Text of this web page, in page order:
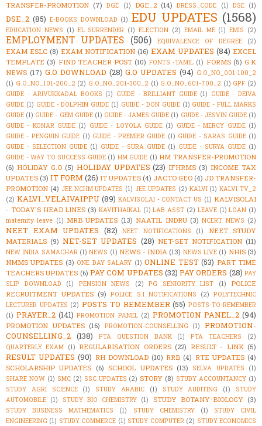
TRANSFER-PROMOTION (7) DGE (1) DGE_2 (14) DRESS_CODE (1) DSE (1)
DSE_2 (85) E-BOOKS DOWNLOAD (1) EDU UPDATES (1568)
EDUCATION NEWS (1) EL SURRENDER (1) ELECTION (2) EMAIL ME (1) EMIS (2)
EMPLOYMENT UPDATES (506) EQUIVALENCE OF DEGREE (2)
EXAM ESLC (8) EXAM NOTIFICATION (16) EXAM UPDATES (84) EXCEL
TEMPLATE (3) FIND TEACHER POST (10) FONTS -TAMIL (1) FORMS (5) G.K
NEWS (17) G.O DOWNLOAD (28) G.O UPDATES (94) G.O_NO_001-100_2
(1) G.O_NO_101-200_2 (2) G.O_NO_201-300_2 (1) G.O_NO_601-700_2 (1) GPF (2)
GUIDE - ARIVUKKADAL BOOKS (1) GUIDE - BRILLIANT GUIDE (1) GUIDE - DEIVA
GUIDE (1) GUIDE - DOLPHIN GUIDE (1) GUIDE - DON GUIDE (1) GUIDE - FULL MARKS
GUIDE (1) GUIDE - GEM GUIDE (1) GUIDE - JAMES GUIDE (1) GUIDE - JESVIN GUIDE (1)
GUIDE - KONAR GUIDE (1) GUIDE - LOYOLA GUIDE (1) GUIDE - MERCY GUIDE (1)
GUIDE - PENGUIN GUIDE (1) GUIDE - PREMIER GUIDE (1) GUIDE - SARAS GUIDE (1)
GUIDE - SELECTION GUIDE (1) GUIDE - SURA GUIDE (1) GUIDE - SURYA GUIDE (1)
GUIDE - WAY TO SUCCESS GUIDE (1) HM GUIDE (1) HM TRANSFER-PROMOTION
(6) HOLIDAY G.O (5) HOLIDAY UPDATES (23) IFHRMS (3) INCOME TAX
UPDATES (3) IT FORM (26) IT UPDATES (4) JACTO GEO (4) JD TRANSFER-
PROMOTION (4) JEE NCHM UPDATES (1) JEE UPDATES (2) KALVI (1) KALVI TV_2
(2) KALVI_VELAIVAIPPU (89) KALVISOLAI - CONTACT US (1) KALVISOLAI
- TODAY'S HEAD LINES (3) KAVITHAIKAL (1) LAB ASST (2) LEAVE (1) LOAN (1)
maternity leave (1) MRB UPDATES (13) NAATIL INDRU (3) NCERT NEWS (2)
NEET EXAM UPDATES (82) NEET NOTIFICATIONS (1)
NEET STUDY
MATERIALS (9) NET-SET UPDATES (28) NET-SET NOTIFICATION (11)
NEW INDIA SAMACHAR (1) NEWS (1) NEWS - INDIA (13) NEWS LIVE (1) NHIS (3)
NMMS UPDATES (3) ONE DAY SALARY (1) ONLINE TEST (53) PART TIME
TEACHERS UPDATES (6) PAY COM UPDATES (32) PAY ORDERS (28) PAY
SLIP DOWNLOAD
(1) PENSION NEWS (2) PG SENIORITY LIST (1)
POLICE
RECRUITMENT UPDATES (9) POLICE S.I NOTIFICATIONS (2) POLYTECHNIC
LECTURER UPDATES (2) POSTS TO REMEMBER (55) POSTS-TO-REMEMBER
(1) PRAYER_2 (141) PROMOTION PANEL (2) PROMOTION PANEL_2 (94)
PROMOTION UPDATES (16) PROMOTION-COUNSELLING (1)
PROMOTION-
COUNSELLING_2 (138) PTA QUESTION BANK (1) PTA TEACHERS
(2)
QUARTERLY EXAM (1) REGULARISATION ORDERS (22) RESULT - LINK (5)
RESULT UPDATES (90) RH DOWNLOAD (10) RRB (4) RTE UPDATES (4)
SCHOLARSHIP UPDATES (6) SCHOOL UPDATES (13) SELVA UPDATES
(1)
SHARE NOW (1) SMC (2) SSC UPDATES (2) STORY (8) STUDY ACCOUNTANCY (1)
STUDY AGRI SCIENCE
(1) STUDY ARABIC (1) STUDY AUDITING (1)
STUDY
AUTOMOBILE (1) STUDY BIO CHEMISTRY (1) STUDY BOTANY-BIOLOGY (3)
STUDY BUSINESS MATHEMATICS (1) STUDY CHEMISTRY (1)
STUDY CIVIL
ENGINEERING (1) STUDY COMMERCE (1) STUDY COMPUTER (2) STUDY ECONOMICS